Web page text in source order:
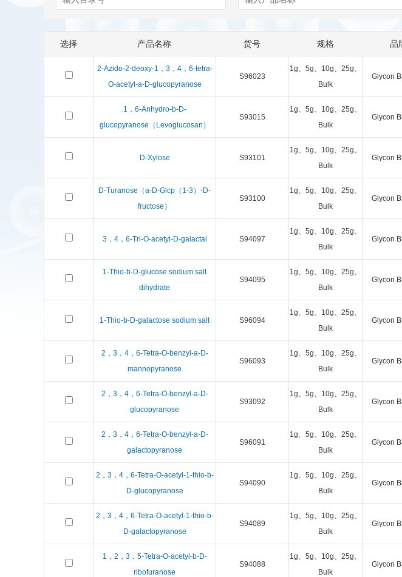
Biotez Berlin Diametra ChemPep
Berry & Associates Zedira Hybrid Plastics
LGC Maine Standards Biolife Solutions
选择 产品名称 货号 规格 品
2-Azido-2-deoxy-1，3，4，6-tetra-
O-acetyl-a-D-glucopyranose
S96023
1g、5g、10g、25g、
Bulk
Glycon
1，6-Anhydro-b-D-
glucopyranose（Levoglucosan）
S93015
1g、5g、10g、25g、
Bulk
Glycon
D-Xylose S93101
1g、5g、10g、25g、
Bulk
Glycon
D-Turanose（a-D-Glcp（1-3）-D-
fructose）
S93100
1g、5g、10g、25g、
Bulk
Glycon
3，4，6-Tri-O-acetyl-D-galactal S94097
1g、5g、10g、25g、
Bulk
Glycon
1-Thio-b-D-glucose sodium salt
dihydrate
S94095
1g、5g、10g、25g、
Bulk
Glycon
1-Thio-b-D-galactose sodium salt S96094
1g、5g、10g、25g、
Bulk
Glycon
2，3，4，6-Tetra-O-benzyl-a-D-
mannopyranose
S96093
1g、5g、10g、25g、
Bulk
Glycon
2，3，4，6-Tetra-O-benzyl-a-D-
glucopyranose
S93092
1g、5g、10g、25g、
Bulk
Glycon
2，3，4，6-Tetra-O-benzyl-a-D-
galactopyranose
S96091
1g、5g、10g、25g、
Bulk
Glycon
2，3，4，6-Tetra-O-acetyl-1-thio-b-
D-glucopyranose
S94090
1g、5g、10g、25g、
Bulk
Glycon
2，3，4，6-Tetra-O-acetyl-1-thio-b-
D-galactopyranose
S94089
1g、5g、10g、25g、
Bulk
Glycon
1，2，3，5-Tetra-O-acetyl-b-D-
ribofuranose
S94088
1g、5g、10g、25g、
Bulk
Glycon